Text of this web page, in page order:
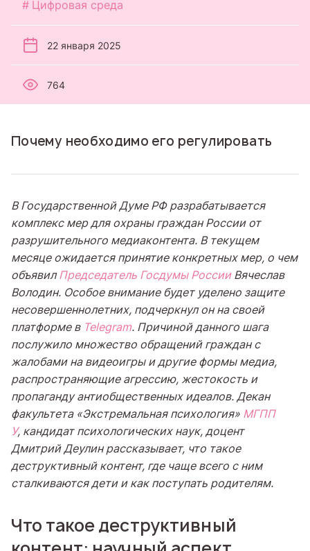
Цифровая среда
22 января 2025
764
Почему необходимо его регулировать
В Государственной Думе РФ разрабатывается
комплекс мер для охраны граждан России от
разрушительного медиаконтента. В текущем
месяце ожидается принятие конкретных мер, о чем
объявилПредседатель Госдумы РоссииВячеслав
Володин. Особое внимание будет уделено защите
несовершеннолетних, подчеркнул он на своей
платформе в Telegram. Причиной данного шага
послужило множество обращений граждан с
жалобами на видеоигры и другие формы медиа,
распространяющие агрессию, жестокость и
пропаганду антиобщественных идеалов. Декан
факультета «Экстремальная психология» МГПП
У, кандидат психологических наук, доцент
ДмитрийДеулинрассказывает, что такое
деструктивный контент, где чаще всего с ним
сталкиваются дети и как поступать родителям.
Что такое деструктивный